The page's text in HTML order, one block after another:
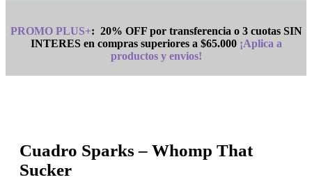
PROMO PLUS+: 20% OFF por transferencia o 3 cuotas SIN
INTERES en compras superiores a $65.000¡Aplica a
productos y envios!
Cuadro Sparks – Whomp That
Sucker